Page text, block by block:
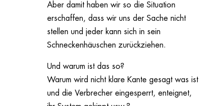
Aber damit haben wir so die Situation
erschaffen, dass wir uns der Sache nicht
stellen und jeder kann sich in sein
Schneckenhäuschen zurückziehen.
Und warum ist das so?
Warum wird nicht klare Kante gesagt was ist
und die Verbrecher eingesperrt, enteignet,